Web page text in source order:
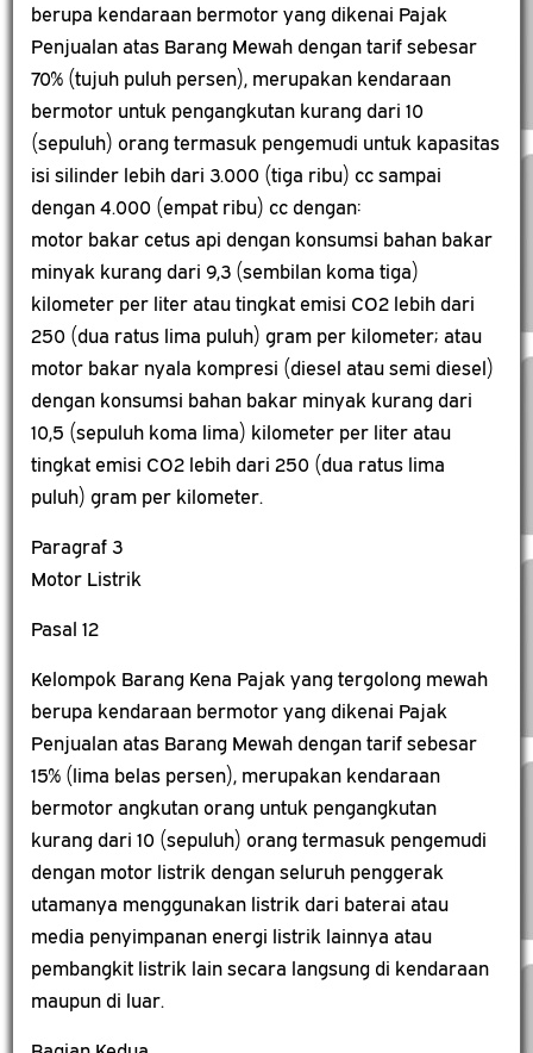
berupa kendaraan bermotor yang dikenai Pajak
Penjualan atas Barang Mewah dengan tarif sebesar
70% (tujuh puluh persen), merupakan kendaraan
bermotor untuk pengangkutan kurang dari 10
(sepuluh) orang termasuk pengemudi untuk kapasitas
isi silinder lebih dari 3.000 (tiga ribu) cc sampai
dengan 4.000 (empat ribu) cc dengan:
motor bakar cetus api dengan konsumsi bahan bakar
minyak kurang dari 9,3 (sembilan koma tiga)
kilometer per liter atau tingkat emisi CO2 lebih dari
250 (dua ratus lima puluh) gram per kilometer; atau
motor bakar nyala kompresi (diesel atau semi diesel)
dengan konsumsi bahan bakar minyak kurang dari
10,5 (sepuluh koma lima) kilometer per liter atau
tingkat emisi CO2 lebih dari 250 (dua ratus lima
puluh) gram per kilometer.
Paragraf 3
Motor Listrik
Pasal 12
Kelompok Barang Kena Pajak yang tergolong mewah
berupa kendaraan bermotor yang dikenai Pajak
Penjualan atas Barang Mewah dengan tarif sebesar
15% (lima belas persen), merupakan kendaraan
bermotor angkutan orang untuk pengangkutan
kurang dari 10 (sepuluh) orang termasuk pengemudi
dengan motor listrik dengan seluruh penggerak
utamanya menggunakan listrik dari baterai atau
media penyimpanan energi listrik lainnya atau
pembangkit listrik lain secara langsung di kendaraan
maupun di luar.